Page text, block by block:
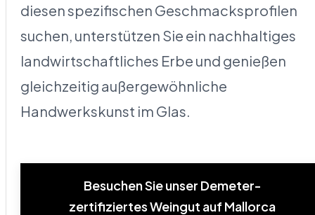
diesen spezifischen Geschmacksprofilen
suchen, unterstützen Sie ein nachhaltiges
landwirtschaftliches Erbe und genießen
gleichzeitig außergewöhnliche
Handwerkskunst im Glas.
Besuchen Sie unser Demeter-
zertifiziertes Weingut auf Mallorca